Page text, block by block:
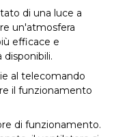
di una luce a
un'atmosfera
efficace e
al telecomando
il funzionamento
di funzionamento.